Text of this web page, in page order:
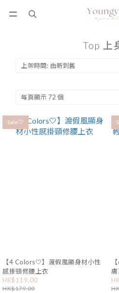
Top 上
Sale🤍
【4 Colors🤍】渡假風顯身材小性
感掛頸修腰上衣
HK$119.00
HK$179.00